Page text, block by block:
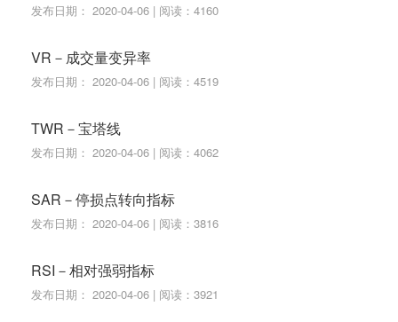
发布日期： 2020-04-06 | 阅读：4160
VR－成交量变异率
发布日期： 2020-04-06 | 阅读：4519
TWR－宝塔线
发布日期： 2020-04-06 | 阅读：4062
SAR－停损点转向指标
发布日期： 2020-04-06 | 阅读：3816
RSI－相对强弱指标
发布日期： 2020-04-06 | 阅读：3921